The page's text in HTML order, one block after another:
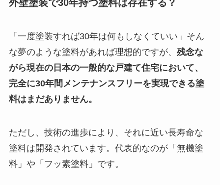
外壁塗装で30年持つ塗料は存在する？
「一度塗装すれば30年は何もしなくていい」そん
な夢のような塗料があれば理想的ですが、 残念な
がら現在の日本の一般的な戸建て住宅において、
完全に30年間メンテナンスフリーを実現できる塗
料はまだありません。
ただし、技術の進歩により、それに近い長寿命な
塗料は開発されています。代表的なのが「無機塗
料」や「フッ素塗料」です。